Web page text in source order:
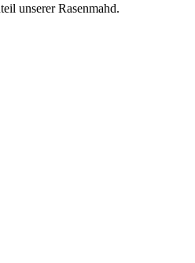
unserer Rasenmahd.